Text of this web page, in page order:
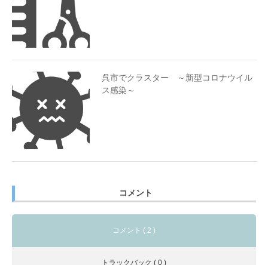
呉市でクラスター ～新型コロナウイル
ス感染～
コメント
コメント ( 2 )
トラックバック ( 0 )